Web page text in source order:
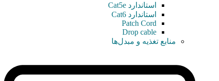
استاندارد Cat5e
استاندارد Cat6
Patch Cord
Drop cable
منابع تغذیه و مبدل‌ها